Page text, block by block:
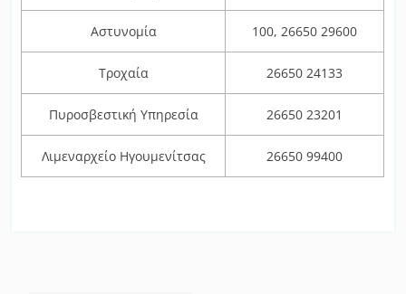
Αστυνομία 100, 26650 29600
Τροχαία 26650 24133
Πυροσβεστική Υπηρεσία 26650 23201
Λιμεναρχείο Ηγουμενίτσας 26650 99400